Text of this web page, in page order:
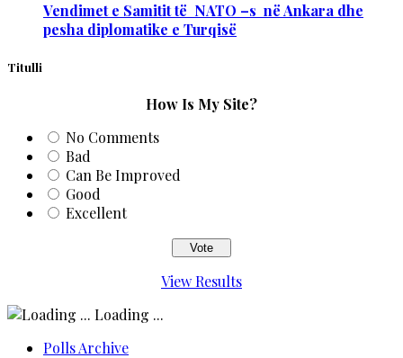
Vendimet e Samitit të NATO –s në Ankara dhe
pesha diplomatike e Turqisë
Titulli
How Is My Site?
No Comments
Bad
Can Be Improved
Good
Excellent
View Results
Loading ...
Polls Archive